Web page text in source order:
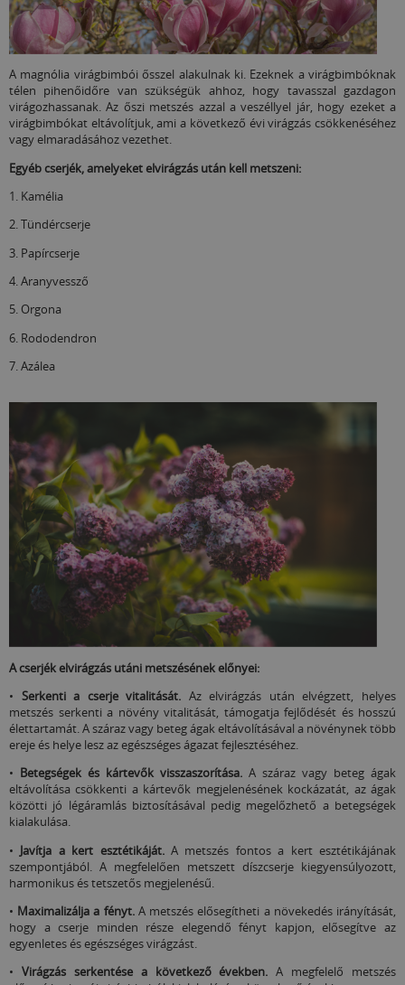
A magnólia virágbimbói ősszel alakulnak ki. Ezeknek a virágbimbóknak
télen pihenőidőre van szükségük ahhoz, hogy tavasszal gazdagon
virágozhassanak. Az őszi metszés azzal a veszéllyel jár, hogy ezeket a
virágbimbókat eltávolítjuk, ami a következő évi virágzás csökkenéséhez
vagy elmaradásához vezethet.
Egyéb cserjék, amelyeket elvirágzás után kell metszeni:
1. Kamélia
2. Tündércserje
3. Papírcserje
4. Aranyvessző
5. Orgona
6. Rododendron
7. Azálea
A cserjék elvirágzás utáni metszésének előnyei:
• Serkenti a cserje vitalitását. Az elvirágzás után elvégzett, helyes
metszés serkenti a növény vitalitását, támogatja fejlődését és hosszú
élettartamát. A száraz vagy beteg ágak eltávolításával a növénynek több
ereje és helye lesz az egészséges ágazat fejlesztéséhez.
• Betegségek és kártevők visszaszorítása. A száraz vagy beteg ágak
eltávolítása csökkenti a kártevők megjelenésének kockázatát, az ágak
közötti jó légáramlás biztosításával pedig megelőzhető a betegségek
kialakulása.
• Javítja a kert esztétikáját.A metszés fontos a kert esztétikájának
szempontjából. A megfelelően metszett díszcserje kiegyensúlyozott,
harmonikus és tetszetős megjelenésű.
• Maximalizálja a fényt.A metszés elősegítheti a növekedés irányítását,
hogy a cserje minden része elegendő fényt kapjon, elősegítve az
egyenletes és egészséges virágzást.
• Virágzás serkentése a következő években. A megfelelő metszés